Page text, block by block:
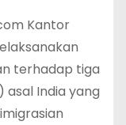
Kantor
terhadap tiga
asal India yang